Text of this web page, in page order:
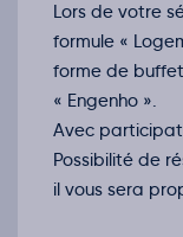
05
06
07
Lors de votre
formule «
forme de
« Engenho ».
Avec
Possibilité de
il vous sera